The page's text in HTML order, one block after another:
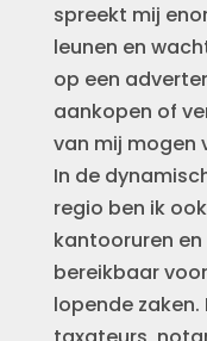
spreekt mij
leunen en
op een
aankopen of
van mij mogen
In de
regio ben ik
kantooruren
bereikbaar
lopende